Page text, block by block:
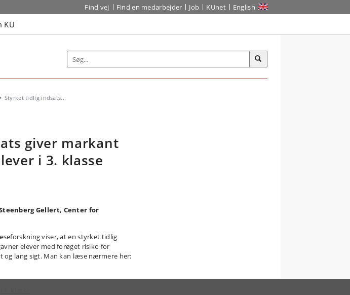
Find vej Find en medarbejder Job KUnet English
KU
Styrket tidlig indsats...
giver markant
i 3. klasse
Gellert, Center for
viser, at en styrket tidlig
elever med forøget risiko for
lang sigt. Man kan læse nærmere her: